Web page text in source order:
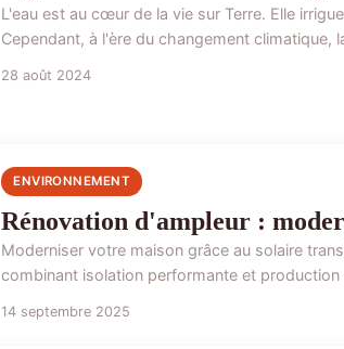
L'eau est au cœur de la vie sur Terre. Elle
Cependant, à l'ère du changement climatique,
28 août 2024
ENVIRONNEMENT
Rénovation d'ampleur :
Moderniser votre maison grâce au solaire
combinant isolation performante et
14 septembre 2025